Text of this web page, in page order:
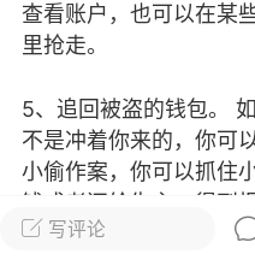
我在商城购买的虚拟产
在那里查看卡密？
发货的商品在那里查看
：下单以后在右边消息
像 — 我的订单 — 待评
看卡密详情问：我...
写评论
查看账户，也可以在某
里抢走。
5、追回被盗的钱包。
不是冲着你来的，你可
小偷作案，你可以抓住
钱或者还给失主，得到
常都有大量的现金，所